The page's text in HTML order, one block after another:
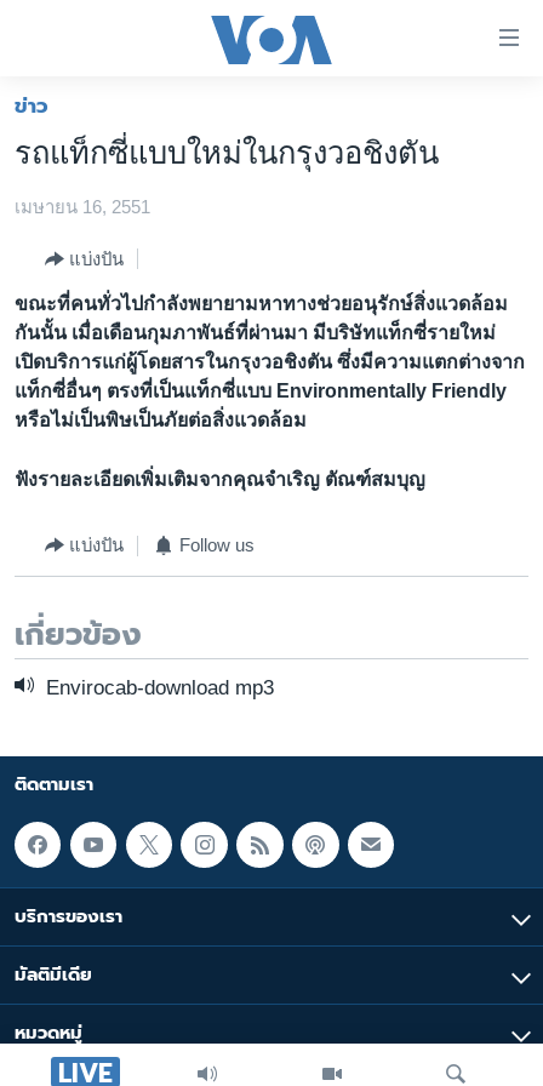
ต่อ
ไป
เนื้อหา
หน้า
หลัก
ข้าม
ไป
การ
หน้าหลัก
โลก
เอเชีย
สหรัฐฯ
ไทย
ธุรกิจ
วิทยาศาสตร์
สังคมและสุขภาพ
ไลฟ์สไตล์
เรียนรู้ภาษาอังกฤษ
พอดคาสต์
ติดตามเรา
เลือกภาษา
LIVE
ข่าว
รถแท็กซี่แบบใหม่ในกรุงวอชิงตัน
เมษายน 16, 2551
แบ่งปัน
ขณะที่คนทั่วไปกำลังพยายามหาทางช่วยอนุรักษ์สิ่งแวดล้อม
กันนั้น เมื่อเดือนกุมภาพันธ์ที่ผ่านมา มีบริษัทแท็กซี่รายใหม่
เปิดบริการแก่ผู้โดยสารในกรุงวอชิงตัน ซึ่งมีความแตกต่างจาก
แท็กซี่อื่นๆ ตรงที่เป็นแท็กซี่แบบ Environmentally Friendly
หรือไม่เป็นพิษเป็นภัยต่อสิ่งแวดล้อม
ฟังรายละเอียดเพิ่มเติมจากคุณจำเริญ ตัณฑ์สมบุญ
แบ่งปัน Follow us
เกี่ยวข้อง
Envirocab-download mp3
ติดตามเรา
บริการของเรา
มัลติมีเดีย
หมวดหมู่